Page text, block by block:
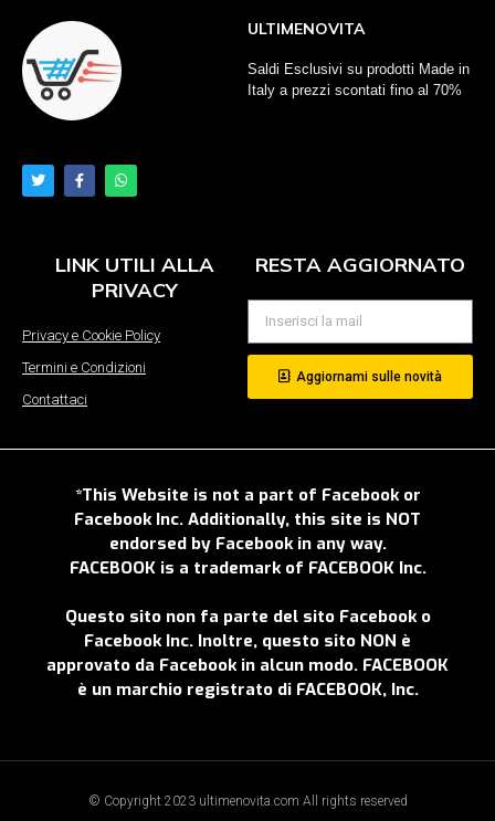
ULTIMENOVITA
Saldi Esclusivi su prodotti Made in
Italy a prezzi scontati fino al 70%
LINK UTILI ALLA
PRIVACY
Privacy e Cookie Policy
Termini e Condizioni
Contattaci
RESTA AGGIORNATO
Aggiornami sulle novità
*This Website is not a part of Facebook or
Facebook Inc. Additionally, this site is NOT
endorsed by Facebook in any way.
FACEBOOK is a trademark of FACEBOOK Inc.
Questo sito non fa parte del sito Facebook o
Facebook Inc. Inoltre, questo sito NON è
approvato da Facebook in alcun modo. FACEBOOK
è un marchio registrato di FACEBOOK, Inc.
© Copyright 2023 ultimenovita.com All rights reserved